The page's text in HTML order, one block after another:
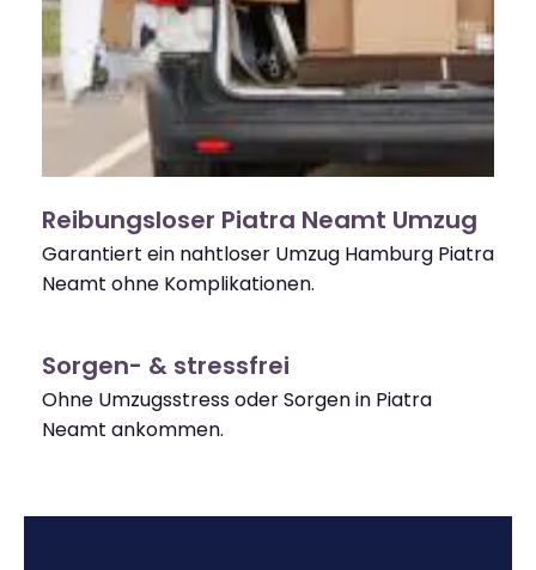
Reibungsloser Piatra Neamt Umzug
Garantiert ein nahtloser Umzug Hamburg Piatra
Neamt ohne Komplikationen.
Sorgen- & stressfrei
Ohne Umzugsstress oder Sorgen in Piatra
Neamt ankommen.